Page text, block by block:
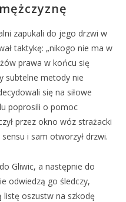
zapukali do jego drzwi w
taktykę: „nikogo nie ma w
prawa w końcu się
subtelne metody nie
się na siłowe
poprosili o pomoc
przez okno wóz strażacki
i sam otworzył drzwi.
Gliwic, a następnie do
odwiedzą go śledczy,
listę oszustw na szkodę